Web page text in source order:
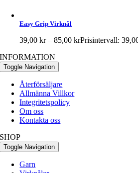
Easy Grip Virknål
39,00kr – 85,00krPrisintervall:
INFORMATION
Toggle Navigation
Återförsäljare
Allmänna Villkor
Integritetspolicy
Om oss
Kontakta oss
SHOP
Toggle Navigation
Garn